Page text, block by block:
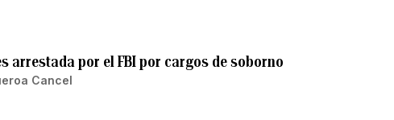
arrestada por el FBI por cargos de soborno
Cancel